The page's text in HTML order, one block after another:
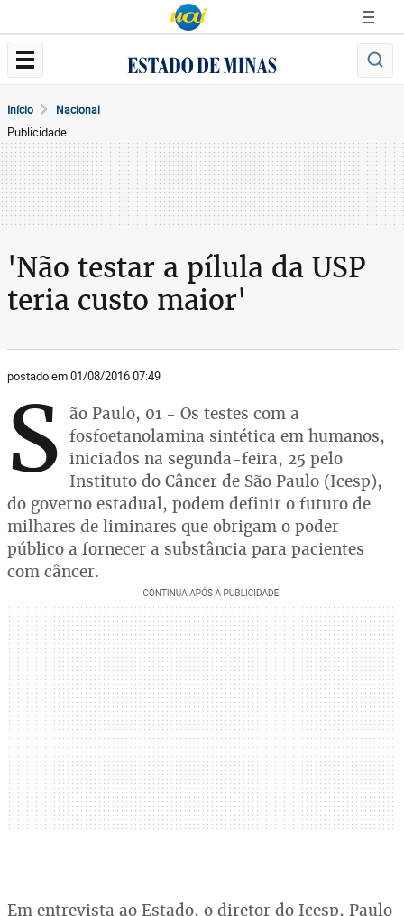
Início Nacional
Publicidade
'Não testar a pílula da USP
teria custo maior'
postado em 01/08/2016 07:49
S ão Paulo, 01 - Os testes com a
fosfoetanolamina sintética em humanos,
iniciados na segunda-feira, 25 pelo
Instituto do Câncer de São Paulo (Icesp),
do governo estadual, podem definir o futuro de
milhares de liminares que obrigam o poder
público a fornecer a substância para pacientes
com câncer.
Em entrevista ao Estado, o diretor do Icesp, Paulo